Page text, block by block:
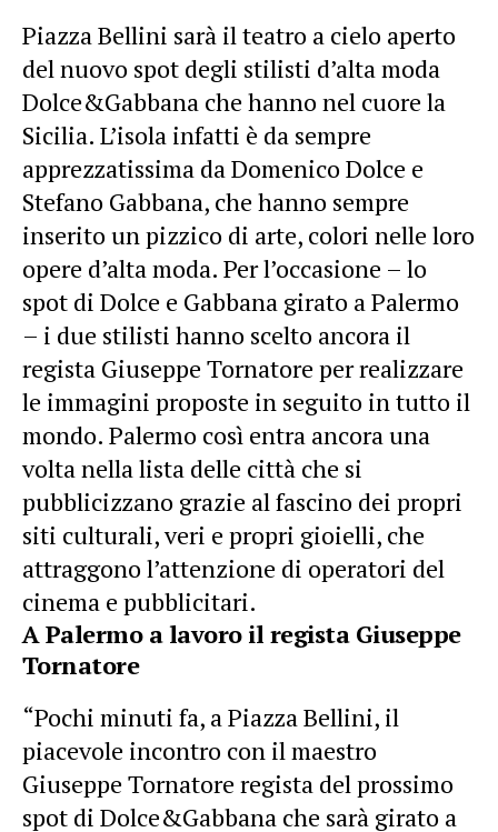
Piazza Bellini sarà il teatro a cielo aperto
del nuovo spot degli stilisti d’alta moda
Dolce&Gabbana che hanno nel cuore la
Sicilia. L’isola infatti è da sempre
apprezzatissima da Domenico Dolce e
Stefano Gabbana, che hanno sempre
inserito un pizzico di arte, colori nelle loro
opere d’alta moda. Per l’occasione – lo
spot di Dolce e Gabbana girato a Palermo
– i due stilisti hanno scelto ancora il
regista Giuseppe Tornatore per realizzare
le immagini proposte in seguito in tutto il
mondo. Palermo così entra ancora una
volta nella lista delle città che si
pubblicizzano grazie al fascino dei propri
siti culturali, veri e propri gioielli, che
attraggono l’attenzione di operatori del
cinema e pubblicitari.
A Palermo a lavoro il regista Giuseppe
Tornatore
“Pochi minuti fa, a Piazza Bellini, il
piacevole incontro con il maestro
Giuseppe Tornatore regista del prossimo
spot di Dolce&Gabbana che sarà girato a